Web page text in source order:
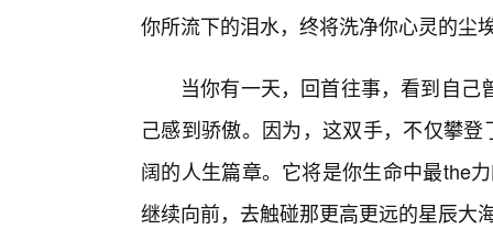
你所流下的泪水，终将洗净你心灵的尘
当你有一天，回首往事，看到自
己感到骄傲。因为，这双手，不仅攀
阔的人生篇章。它将是你生命中最the
继续向前，去触碰那更高更远的星辰大